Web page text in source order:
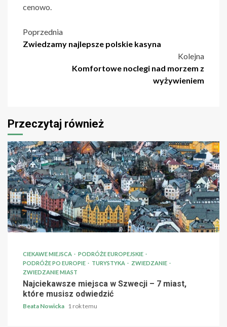
cenowo.
Nawigacja
Poprzednia
Zwiedzamy najlepsze polskie kasyna
Kolejna
Komfortowe noclegi nad morzem z
wyżywieniem
Przeczytaj również
CIEKAWE MIEJSCA
PODRÓŻE EUROPEJSKIE
PODRÓŻE PO EUROPIE
TURYSTYKA
ZWIEDZANIE
ZWIEDZANIE MIAST
Najciekawsze miejsca w Szwecji – 7 miast,
które musisz odwiedzić
Beata Nowicka 1 rok temu